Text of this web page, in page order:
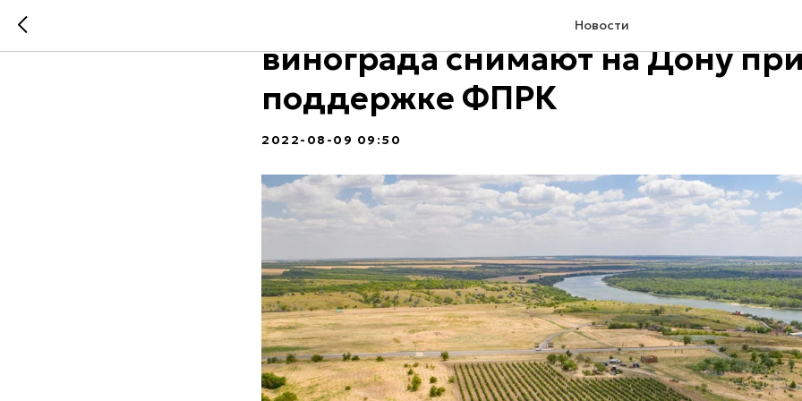
Новости
Док о вине из уникальных
винограда снимают на Дону
поддержке ФПРК
2022-08-09 09:50